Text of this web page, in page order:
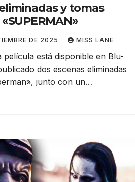
y tomas
DE 2025 MISS LANE
película está disponible en Blu-
dos escenas eliminadas
junto con un…